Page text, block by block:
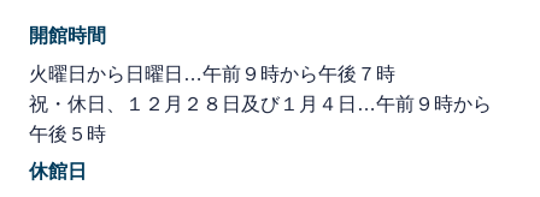
開館時間
火曜日から日曜日…午前９時から午後７時
祝・休日、１２月２８日及び１月４日…午前９時から
午後５時
休館日